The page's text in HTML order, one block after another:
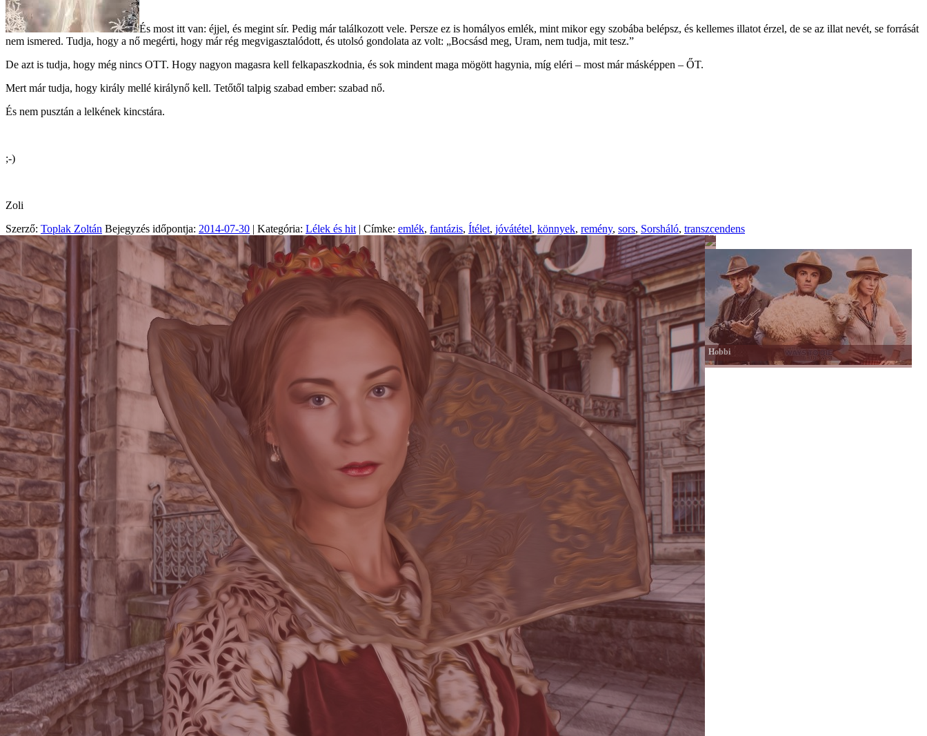
És most itt van: éjjel, és megint sír. Pedig már találkozott vele. Persze ez is homályos emlék, mint mikor egy szobába belépsz, és kellemes illatot érzel, de se az illat nevét, se forrását
nem ismered. Tudja, hogy a nő megérti, hogy már rég megvigasztalódott, és utolsó gondolata az volt: „Bocsásd meg, Uram, nem tudja, mit tesz.”
De azt is tudja, hogy még nincs OTT. Hogy nagyon magasra kell felkapaszkodnia, és sok mindent maga mögött hagynia, míg eléri – most már másképpen – ŐT.
Mert már tudja, hogy király mellé királynő kell. Tetőtől talpig szabad ember: szabad nő.
És nem pusztán a lelkének kincstára.
;-)
Zoli
Szerző: Toplak Zoltán Bejegyzés időpontja: 2014-07-30 | Kategória: Lélek és hit | Címke: emlék, fantázis, Ítélet, jóvátétel, könnyek, remény, sors, Sorsháló, transzcendens
Mai
család
Hobbi